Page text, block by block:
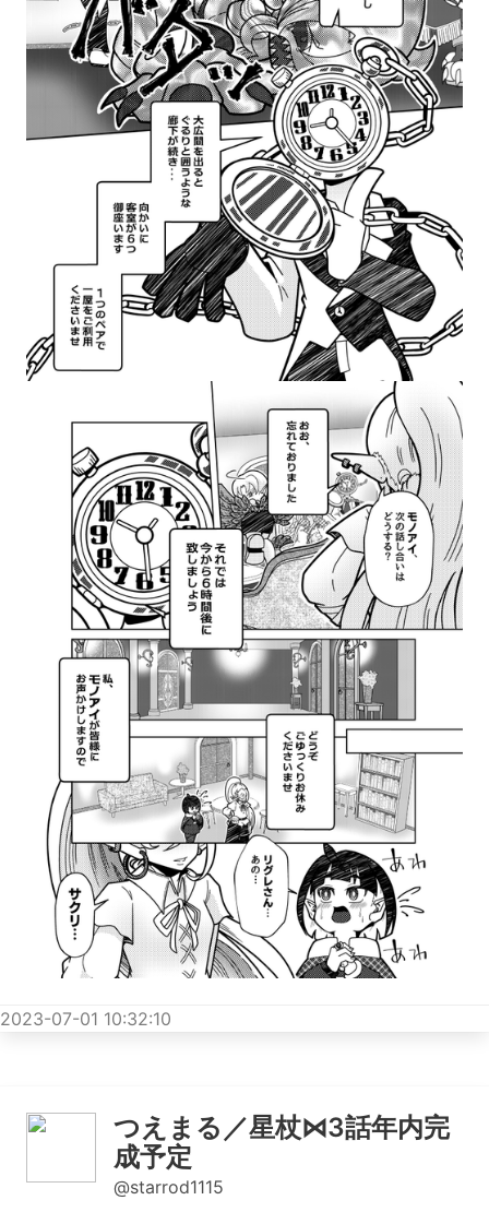
2023-07-01 10:32:10
つえまる／星杖⋈3話年内完
成予定
@starrod1115